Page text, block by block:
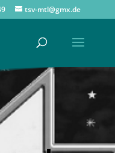
tsv-mtl@gmx.de